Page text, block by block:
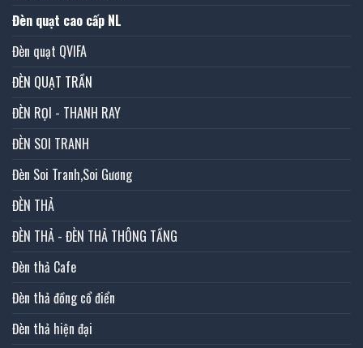
Đèn quạt cao cấp NL
Đèn quạt QVIFA
ĐÈN QUẠT TRẦN
ĐÈN RỌI - THANH RAY
ĐÈN SOI TRANH
Đèn Soi Tranh,Soi Gương
ĐÈN THẢ
ĐÈN THẢ - ĐÈN THẢ THÔNG TẦNG
Đèn thả Cafe
Đèn thả đồng cổ điển
Đèn thả hiện đại